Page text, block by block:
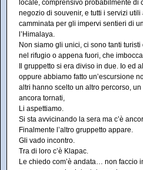
locale, comprensivo probabilmente di
negozio di souvenir, e tutti i servizi
camminata per gli impervi sentieri di
l’Himalaya.
Non siamo gli unici, ci sono tanti
nel rifugio o appena fuori, che
Il gruppetto si era diviso in due. Io ed
oppure abbiamo fatto un’escursione
altri hanno scelto un altro percorso,
ancora tornati,
Li aspettiamo.
Si sta avvicinando la sera ma c’è
Finalmente l’altro gruppetto appare.
Gli vado incontro.
Tra di loro c’è Klapac.
Le chiedo com’è andata… non faccio